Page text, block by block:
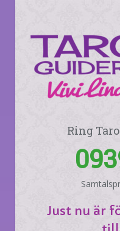
Ring
Just nu är